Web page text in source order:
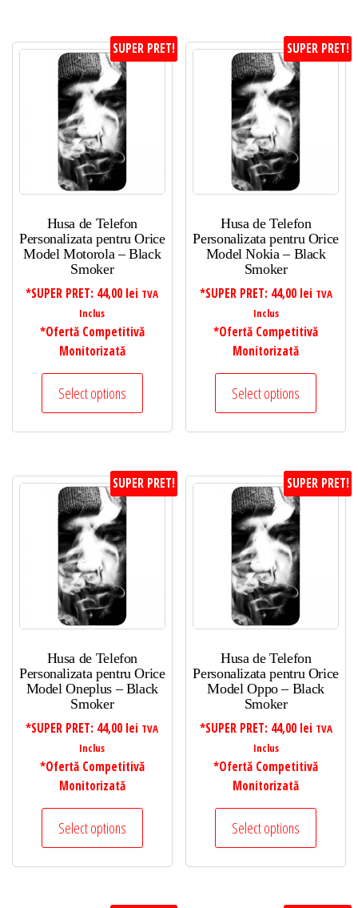
SUPER PRET!
Husa de Telefon
Personalizata pentru Orice
Model Motorola – Black
Smoker
*SUPER PRET: 44,00 lei TVA
Inclus
*Ofertă Competitivă
Monitorizată
Select options
SUPER PRET!
Husa de Telefon
Personalizata pentru Orice
Model Nokia – Black
Smoker
*SUPER PRET: 44,00 lei TVA
Inclus
*Ofertă Competitivă
Monitorizată
Select options
SUPER PRET!
Husa de Telefon
Personalizata pentru Orice
Model Oneplus – Black
Smoker
*SUPER PRET: 44,00 lei TVA
Inclus
*Ofertă Competitivă
Monitorizată
Select options
SUPER PRET!
Husa de Telefon
Personalizata pentru Orice
Model Oppo – Black
Smoker
*SUPER PRET: 44,00 lei TVA
Inclus
*Ofertă Competitivă
Monitorizată
Select options